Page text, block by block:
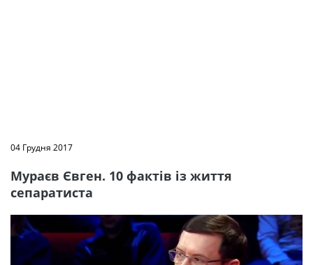
04 Грудня 2017
Мураєв Євген. 10 фактів із життя
сепаратиста